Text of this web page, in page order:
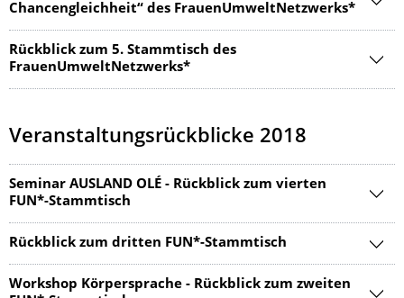
Chancengleichheit“ des FrauenUmweltNetzwerks*
Rückblick zum 5. Stammtisch des
FrauenUmweltNetzwerks*
Veranstaltungsrückblicke 2018
Seminar AUSLAND OLÉ - Rückblick zum vierten
FUN*-Stammtisch
Rückblick zum dritten FUN*-Stammtisch
Workshop Körpersprache - Rückblick zum zweiten